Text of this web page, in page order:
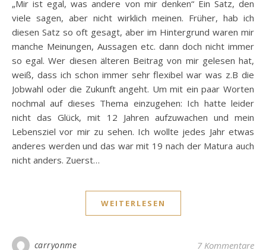
„Mir ist egal, was andere von mir denken“ Ein Satz, den
viele sagen, aber nicht wirklich meinen. Früher, hab ich
diesen Satz so oft gesagt, aber im Hintergrund waren mir
manche Meinungen, Aussagen etc. dann doch nicht immer
so egal. Wer diesen älteren Beitrag von mir gelesen hat,
weiß, dass ich schon immer sehr flexibel war was z.B die
Jobwahl oder die Zukunft angeht. Um mit ein paar Worten
nochmal auf dieses Thema einzugehen: Ich hatte leider
nicht das Glück, mit 12 Jahren aufzuwachen und mein
Lebensziel vor mir zu sehen. Ich wollte jedes Jahr etwas
anderes werden und das war mit 19 nach der Matura auch
nicht anders. Zuerst…
WEITERLESEN
carryonme 7 Kommentare